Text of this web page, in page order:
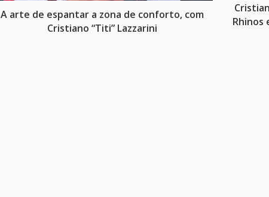
A arte de espantar a zona de conforto, com
Cristiano “Titi” Lazzarini
Rhinos